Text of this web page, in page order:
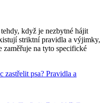
když je nezbytné hájit
striktní pravidla a výjimky,
zaměřuje na tyto specifické
zastřelit psa? Pravidla a